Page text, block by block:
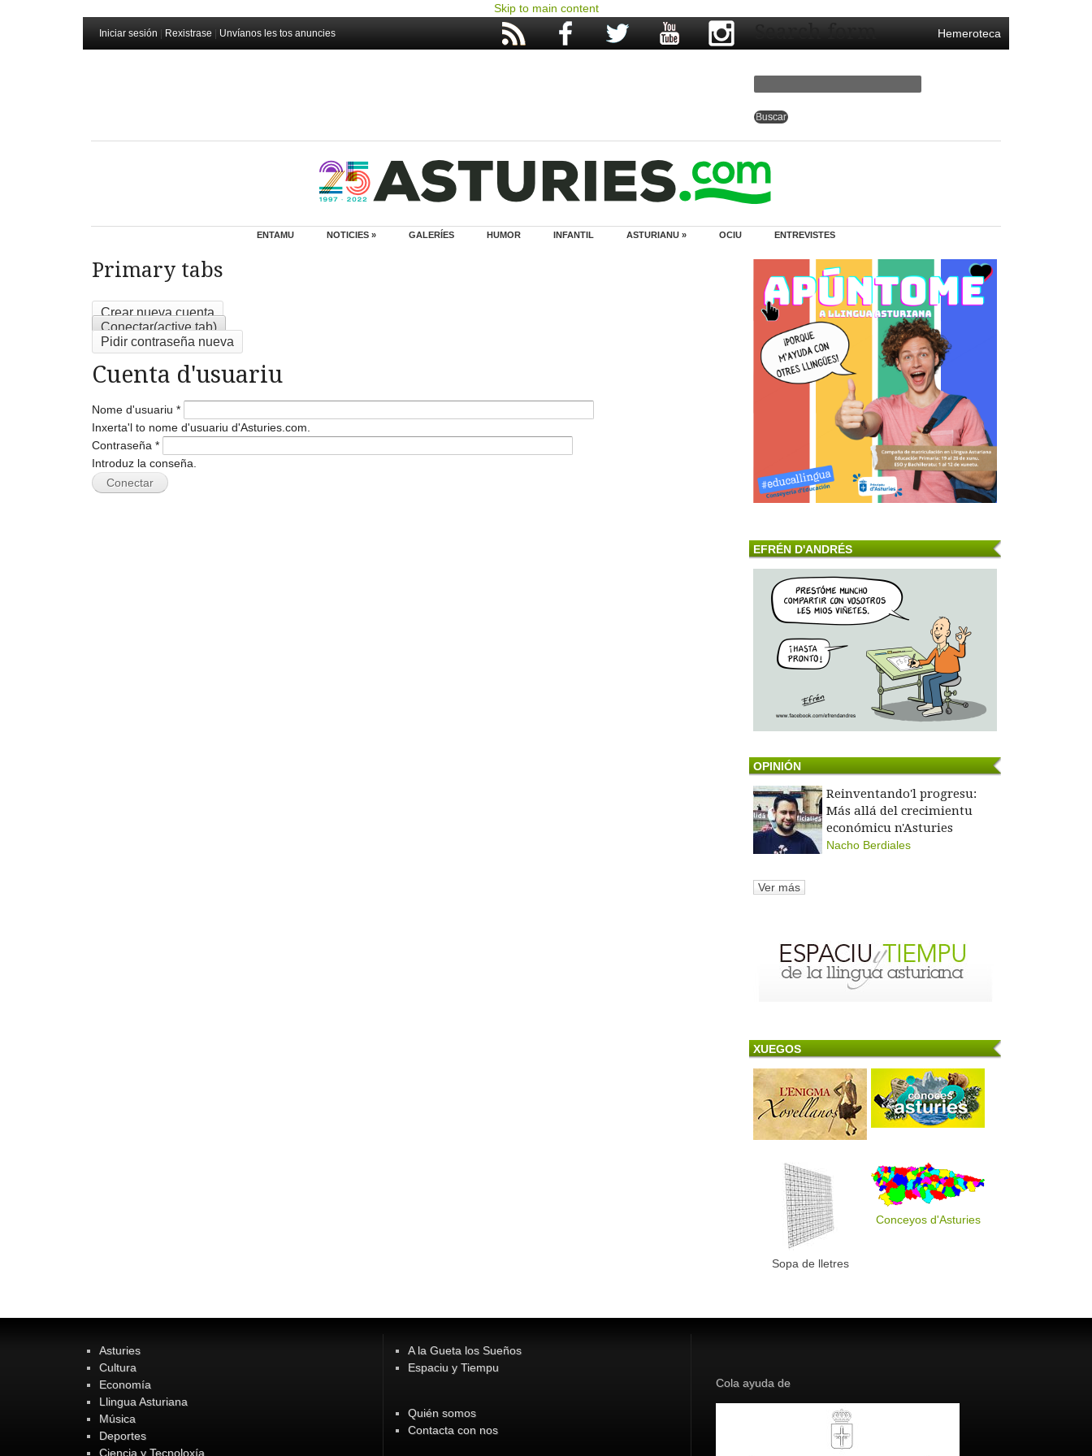
Skip to main content
Iniciar sesión Rexistrase Unvíanos les tos anuncies Hemeroteca
Search form
ENTAMU NOTICIES » GALERÍES HUMOR INFANTIL ASTURIANU » OCIU ENTREVISTES
Primary tabs
Crear nueva cuenta
Conectar(active tab)
Pidir contraseña nueva
Cuenta d'usuariu
Nome d'usuariu *
Inxerta'l to nome d'usuariu d'Asturies.com.
Contraseña *
Introduz la conseña.
EFRÉN D'ANDRÉS
OPINIÓN
Reinventando'l progresu:
Más allá del crecimientu
económicu n'Asturies
Nacho Berdiales
Ver más
XUEGOS
Sopa de lletres
Conceyos d'Asturies
Asturies
Cultura
Economía
Llingua Asturiana
Música
Deportes
Ciencia y Tecnoloxía
A la Gueta los Sueños
Espaciu y Tiempu
Quién somos
Contacta con nos
Cola ayuda de